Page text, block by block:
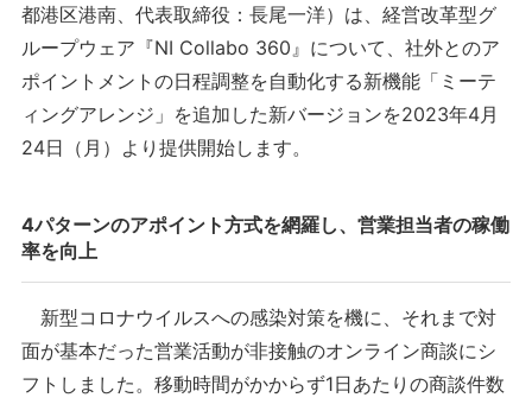
都港区港南、代表取締役：長尾一洋）は、経営改革型グ
ループウェア『NI Collabo 360』について、社外とのア
ポイントメントの日程調整を自動化する新機能「ミーテ
ィングアレンジ」を追加した新バージョンを2023年4月
24日（月）より提供開始します。
4パターンのアポイント方式を網羅し、営業担当者の稼働
率を向上
新型コロナウイルスへの感染対策を機に、それまで対
面が基本だった営業活動が非接触のオンライン商談にシ
フトしました。移動時間がかからず1日あたりの商談件数